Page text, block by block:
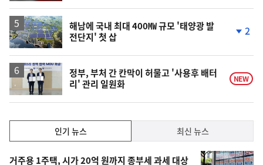
해남에 국내 최대 400㎿ 규모 '태양광 발
전단지' 첫 삽
하
락
2
정부, 부처 간 칸막이 허물고 '사용후 배터
리' 관리 일원화
NEW
기,
인기 뉴스 최신 뉴스
기
거주용 1주택, 시가 20억 원까지 종부세 과세 대상